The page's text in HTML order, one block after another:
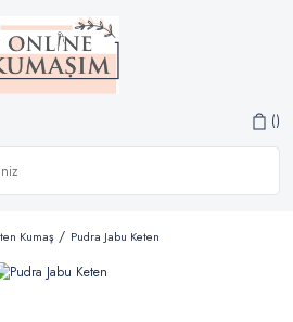
Kumaş Pudra Jabu Keten